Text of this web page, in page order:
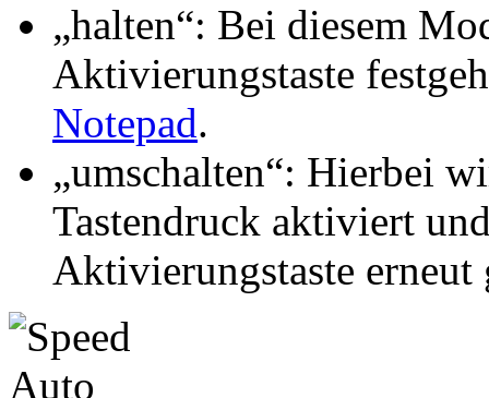
„halten“: Bei diesem
Aktivierungstaste
Notepad.
„umschalten“: Hierbei
Tastendruck aktiviert
Aktivierungstaste erneut